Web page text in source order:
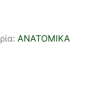
ΑΝΑΤΟΜΙΚΑ